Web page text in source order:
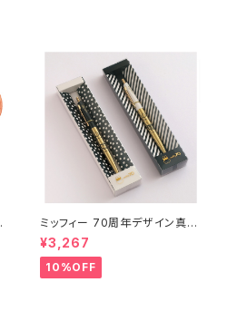
ミッフィー 70周年デザイン真鍮
ボールペン
¥3,267
10%OFF